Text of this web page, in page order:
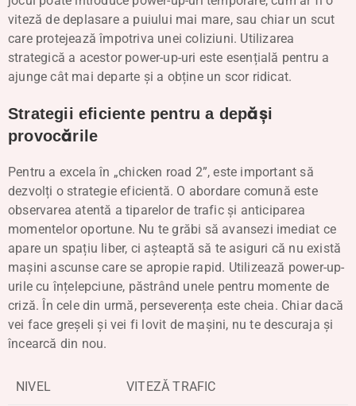
viteză de deplasare a puiului mai mare, sau chiar un scut
care protejează împotriva unei coliziuni. Utilizarea
strategică a acestor power-up-uri este esențială pentru a
ajunge cât mai departe și a obține un scor ridicat.
Strategii eficiente pentru a depăși
provocările
Pentru a excela în „chicken road 2”, este important să
dezvolți o strategie eficientă. O abordare comună este
observarea atentă a tiparelor de trafic și anticiparea
momentelor oportune. Nu te grăbi să avansezi imediat ce
apare un spațiu liber, ci așteaptă să te asiguri că nu există
mașini ascunse care se apropie rapid. Utilizează power-up-
urile cu înțelepciune, păstrând unele pentru momente de
criză. În cele din urmă, perseverența este cheia. Chiar dacă
vei face greșeli și vei fi lovit de mașini, nu te descuraja și
încearcă din nou.
NIVEL VITEZĂ TRAFIC